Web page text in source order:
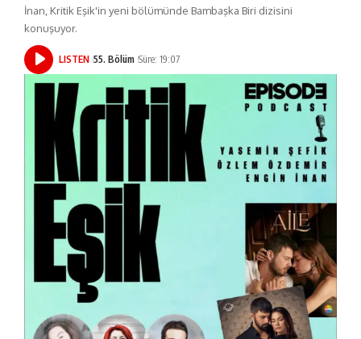
İnan, Kritik Eşik'in yeni bölümünde Bambaşka Biri dizisini
konuşuyor.
LISTEN 55. Bölüm Süre: 19:07